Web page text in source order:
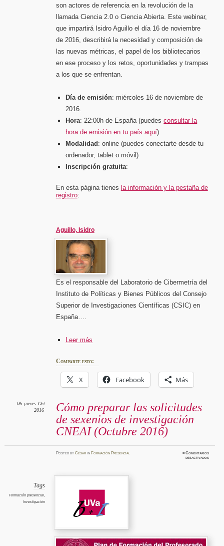
son actores de referencia en la revolución de la
llamada Ciencia 2.0 o Ciencia Abierta. Este webinar,
que impartirá Isidro Aguillo el día 16 de noviembre
de 2016, describirá la necesidad y composición de
las nuevas métricas, el papel de los bibliotecarios
en ese proceso y los retos, oportunidades y trampas
a los que se enfrentan.
Día de emisión: miércoles 16 de noviembre de
2016.
Hora: 22:00h de España (puedesconsultar la
hora de emisión en tu país aquí)
Modalidad: online (puedes conectarte desde tu
ordenador, tablet o móvil)
Inscripción gratuita:
En esta página tienes la información y la pestaña de
registro:
Aguillo, Isidro
Es el responsable del Laboratorio de Cibermetría del
Instituto de Políticas y Bienes Públicos del Consejo
Superior de Investigaciones Científicas (CSIC) en
España….
Leer más
Comparte esto:
X Facebook Más
Cómo preparar las solicitudes
de sexenios de investigación
CNEAI (Octubre 2016)
06 jueves Oct
2016
PostedbyCésar inFormación Presencial ≈Comentarios
desactivadosen
Tags
Formación presencial,
Investigación